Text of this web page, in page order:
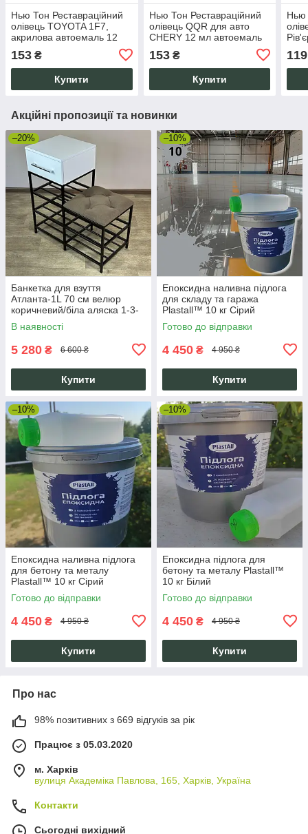
Нью Тон Реставраційний
олівець TOYOTA 1F7,
акрилова автоемаль 12
мл для ремонту відколів
та подряпин ЛФП
153 ₴
Купити
Нью Тон Реставраційний
олівець QQR для авто
CHERY 12 мл автоемаль
від подряпин та відколів
153₴
Купити
Нью
119
Акційні пропозиції та новинки
–20%
Банкетка для взуття
Атланта-1L 70 см велюр
коричневий/біла аляска 1-3-
9005
В наявності
5 280 ₴ 6 600 ₴
Купити
–10%
Епоксидна наливна підлога
для складу та гаража
Plastall™ 10 кг Сірий
Готово до відправки
4 450 ₴ 4 950 ₴
Купити
–10%
Епоксидна наливна підлога
для бетону та металу
Plastall™ 10 кг Сірий
Готово до відправки
4 450 ₴ 4 950 ₴
Купити
–10%
Епоксидна підлога для
бетону та металу Plastall™
10 кг Білий
Готово до відправки
4 450 ₴ 4 950 ₴
Купити
Про нас
98% позитивних з 669 відгуків за рік
Працює з 05.03.2020
м. Харків
вулиця Академіка Павлова, 165, Харків, Україна
Контакти
Сьогодні вихідний